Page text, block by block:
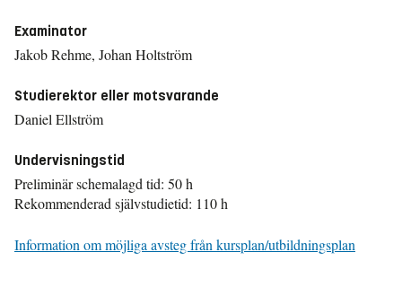
Examinator
Jakob Rehme, Johan Holtström
Studierektor eller motsvarande
Daniel Ellström
Undervisningstid
Preliminär schemalagd tid: 50 h
Rekommenderad självstudietid: 110 h
Information om möjliga avsteg från kursplan/utbildningsplan